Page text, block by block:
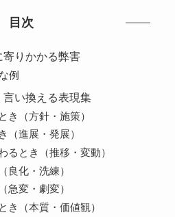
目次
寄りかかる弊害
例
言い換える表現集
き（方針・施策）
（進展・発展）
るとき（推移・変動）
良化・洗練）
急変・劇変）
き（本質・価値観）